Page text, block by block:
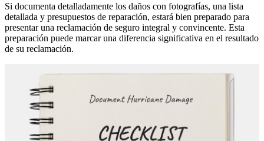
Si documenta detalladamente los daños con fotografías, una lista
detallada y presupuestos de reparación, estará bien preparado para
presentar una reclamación de seguro integral y convincente. Esta
preparación puede marcar una diferencia significativa en el resultado
de su reclamación.